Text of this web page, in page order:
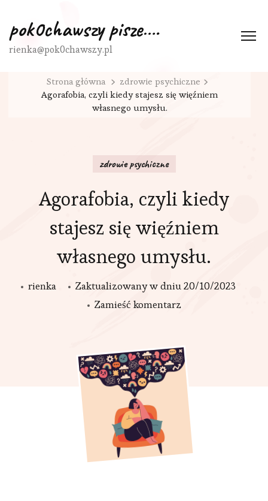
pok0chawszy pisze….
rienka@pok0chawszy.pl
Strona główna
zdrowie psychiczne
Agorafobia, czyli kiedy stajesz się więźniem
własnego umysłu.
zdrowie psychiczne
Agorafobia, czyli kiedy
stajesz się więźniem
własnego umysłu.
rienka Zaktualizowany w dniu20/10/2023
Zamieść komentarzwe
czyli
kiedy
stajesz
się
więźniem
własnego umysłu.